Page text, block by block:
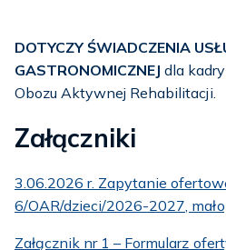
DOTYCZY ŚWIADCZENIA
GASTRONOMICZNEJ dla
Obozu Aktywnej Rehabilitacji.
Załączniki
3.06.2026 r. Zapytanie
6/OAR/dzieci/2026-2027,
Załącznik nr 1 – Formularz